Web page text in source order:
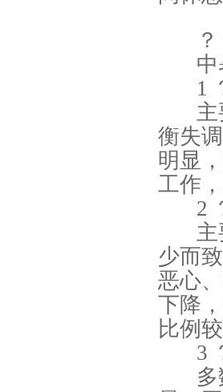
1
衡失
明显
工作
2
少而
恶心
下降
比例较
3